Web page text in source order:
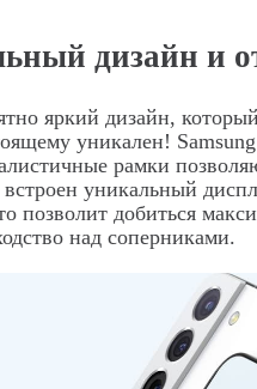
дизайн и
яркий дизайн,
уникален!
рамки
уникальный
позволит добиться
над соперниками.